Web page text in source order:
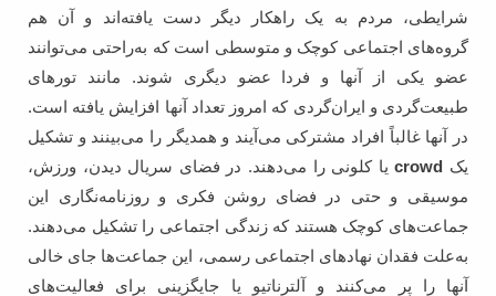
شرایطی، مردم به یک راهکار دیگر دست یافته‌اند و آن هم
گروه‌های اجتماعی کوچک و متوسطی ا‌ست که به‌راحتی می‌توانند
عضو یکی از آنها و فردا عضو دیگری شوند. مانند تورهای
طبیعت‌گردی و ایران‌گردی که امروز تعداد آنها افزایش یافته است.
در آنها غالباً افراد مشترکی می‌آیند و همدیگر را می‌بینند و تشکیل
یک crowdیا کلونی را می‌دهند‌. در فضای سریال دیدن، ورزش،
موسیقی و حتی در فضای روشن فکری و روزنامه‌‌نگاری این
جماعت‌های کوچک هستند که زندگی اجتماعی را تشکیل می‌دهند.
به‌علت فقدان نهادهای اجتماعی رسمی، این جماعت‌ها جای خالی
آنها را پر می‌کنند و آلترناتیو یا جایگزینی برای فعالیت‌های